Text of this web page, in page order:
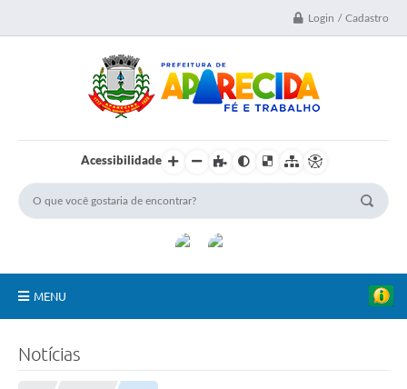
Login / Cadastro
Acessibilidade
MENU
Notícias